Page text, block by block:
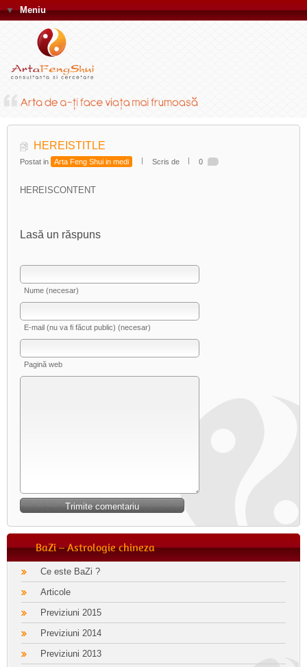
▼Meniu
HEREISTITLE
Postat in Arta Feng Shui in medi Scris de 0
HEREISCONTENT
Lasă un răspuns
Nume (necesar)
E-mail (nu va fi făcut public) (necesar)
Pagină web
BaZi – Astrologie chineza
Ce este BaZi ?
Articole
Previziuni 2015
Previziuni 2014
Previziuni 2013